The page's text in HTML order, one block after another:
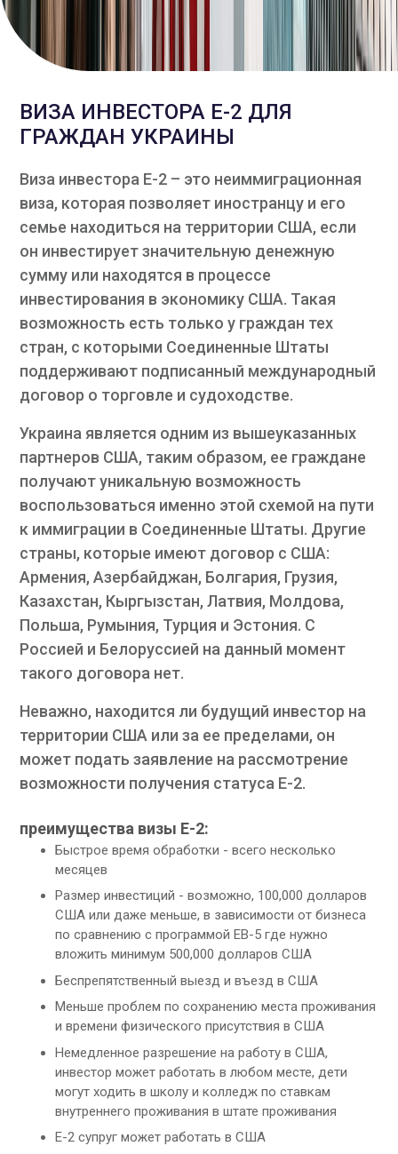
ВИЗА ИНВЕСТОРА Е-2 ДЛЯ
ГРАЖДАН УКРАИНЫ
Виза инвестора Е-2 – это неиммиграционная
виза, которая позволяет иностранцу и его
семье находиться на территории США, если
он инвестирует значительную денежную
сумму или находятся в процессе
инвестирования в экономику США. Такая
возможность есть только у граждан тех
стран, с которыми Соединенные Штаты
поддерживают подписанный международный
договор о торговле и судоходстве.
Украина является одним из вышеуказанных
партнеров США, таким образом, ее граждане
получают уникальную возможность
воспользоваться именно этой схемой на пути
к иммиграции в Соединенные Штаты. Другие
страны, которые имеют договор с США:
Армения, Азербайджан, Болгария, Грузия,
Казахстан, Кыргызстан, Латвия, Молдова,
Польша, Румыния, Турция и Эстония. С
Россией и Белоруссией на данный момент
такого договора нет.
Неважно, находится ли будущий инвестор на
территории США или за ее пределами, он
может подать заявление на рассмотрение
возможности получения статуса Е-2.
преимущества визы E-2:
Быстрое время обработки - всего несколько
месяцев
Размер инвестиций - возможно, 100,000 долларов
США или даже меньше, в зависимости от бизнеса
по сравнению с программой EB-5 где нужно
вложить минимум 500,000 долларов США
Беспрепятственный выезд и въезд в США
Меньше проблем по сохранению места проживания
и времени физического присутствия в США
Немедленное разрешение на работу в США,
инвестор может работать в любом месте, дети
могут ходить в школу и колледж по ставкам
внутреннего проживания в штате проживания
E-2 супруг может работать в США